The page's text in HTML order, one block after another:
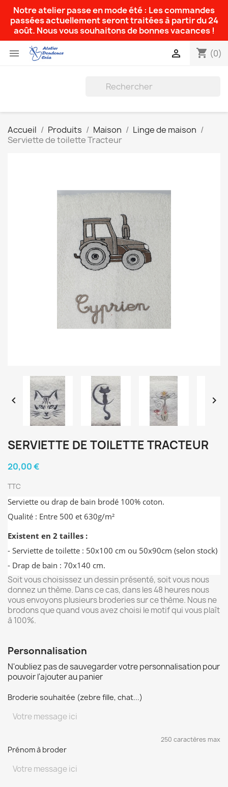
Notre atelier passe en mode été : Les commandes
passées actuellement seront traitées à partir du 24
août. Nous vous souhaitons de bonnes vacances !
 shopping_cart (0)

Accueil Produits Maison
Linge de maison
Serviette de toilette Tracteur
 
SERVIETTE DE TOILETTE TRACTEUR
20,00 €
TTC
Serviette ou drap de bain brodé 100% coton.
Qualité : Entre 500 et 630g/m²
Existent en 2 tailles :
- Serviette de toilette : 50x100 cm ou 50x90cm (selon stock)
- Drap de bain : 70x140 cm.
Soit vous choisissez un dessin présenté, soit vous nous
donnez un thème. Dans ce cas, dans les 48 heures nous
vous envoyons plusieurs broderies sur ce thème. Nous ne
brodons que quand vous avez choisi le motif qui vous plaît
à 100%.
Personnalisation
N'oubliez pas de sauvegarder votre personnalisation pour
pouvoir l'ajouter au panier
Broderie souhaitée (zebre fille, chat...)
250 caractères max
Prénom à broder